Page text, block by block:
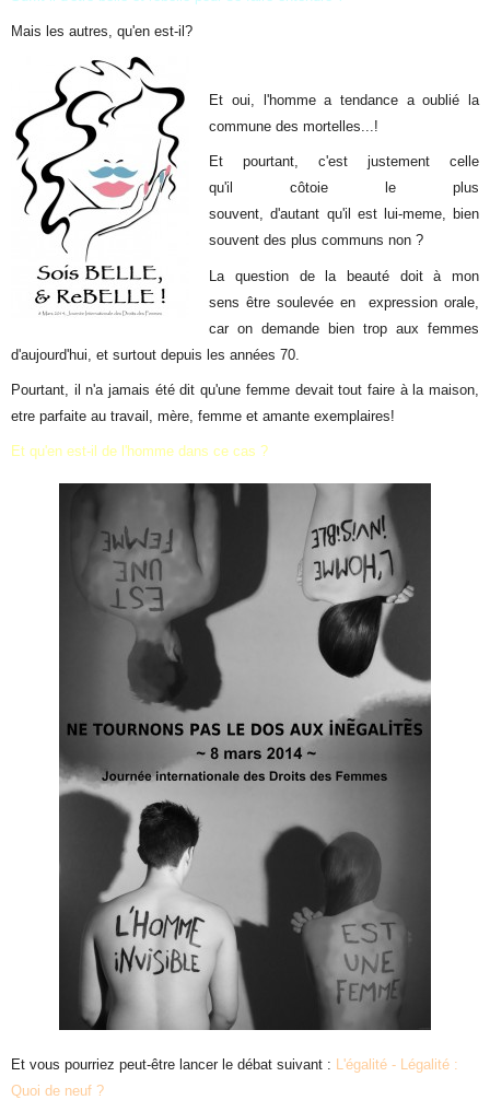
Mais les autres, qu'en est-il?
Et oui, l'homme a tendance a oublié la
commune des mortelles...!
Et pourtant, c'est justement celle
qu'il côtoie le plus
souvent, d'autant qu'il est lui-meme, bien
souvent des plus communs non ?
La question de la beauté doit à mon
sens être soulevée en expression orale,
car on demande bien trop aux femmes
d'aujourd'hui, et surtout depuis les années 70.
Pourtant, il n'a jamais été dit qu'une femme devait tout faire à la maison,
etre parfaite au travail, mère, femme et amante exemplaires!
Et qu'en est-il de l'homme dans ce cas ?
Et vous pourriez peut-être lancer le débat suivant : L'égalité - Légalité :
Quoi de neuf ?